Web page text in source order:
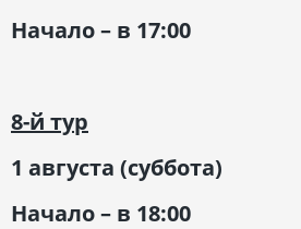
Начало – в 17:00
8-й тур
1 августа (суббота)
Начало – в 18:00